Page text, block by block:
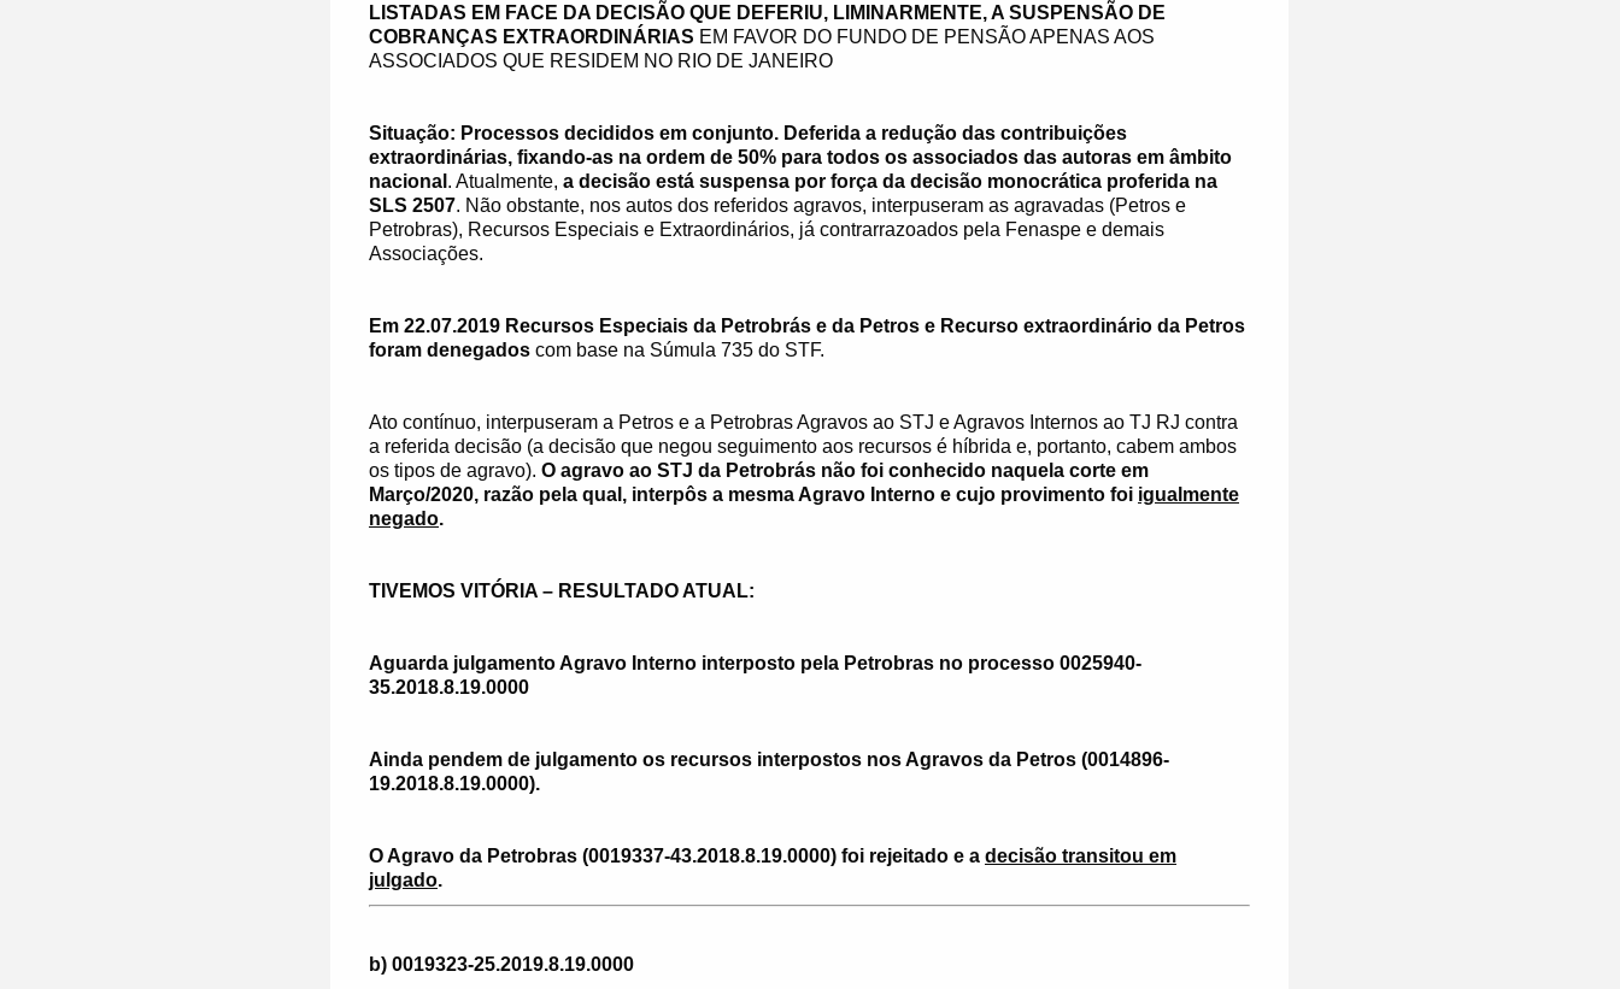
LISTADAS EM FACE DA DECISÃO QUE DEFERIU, LIMINARMENTE, A SUSPENSÃO DE
COBRANÇAS EXTRAORDINÁRIAS EM FAVOR DO FUNDO DE PENSÃO APENAS AOS
ASSOCIADOS QUE RESIDEM NO RIO DE JANEIRO
Situação: Processos decididos em conjunto. Deferida a redução das contribuições
extraordinárias, fixando-as na ordem de 50% para todos os associados das autoras em âmbito
nacional . Atualmente, a decisão está suspensa por força da decisão monocrática proferida na
SLS 2507. Não obstante, nos autos dos referidos agravos, interpuseram as agravadas (Petros e
Petrobras), Recursos Especiais e Extraordinários, já contrarrazoados pela Fenaspe e demais
Associações.
Em 22.07.2019 Recursos Especiais da Petrobrás e da Petros e Recurso extraordinário da Petros
foram denegados com base na Súmula 735 do STF.
Ato contínuo, interpuseram a Petros e a Petrobras Agravos ao STJ e Agravos Internos ao TJ RJ contra
a referida decisão (a decisão que negou seguimento aos recursos é híbrida e, portanto, cabem ambos
os tipos de agravo). O agravo ao STJ da Petrobrás não foi conhecido naquela corte em
Março/2020, razão pela qual, interpôs a mesma Agravo Interno e cujo provimento foi igualmente
negado.
TIVEMOS VITÓRIA – RESULTADO ATUAL:
Aguarda julgamento Agravo Interno interposto pela Petrobras no processo 0025940-
35.2018.8.19.0000
Ainda pendem de julgamento os recursos interpostos nos Agravos da Petros (0014896-
19.2018.8.19.0000).
O Agravo da Petrobras (0019337-43.2018.8.19.0000) foi rejeitado e a decisão transitou em
julgado.
b) 0019323-25.2019.8.19.0000